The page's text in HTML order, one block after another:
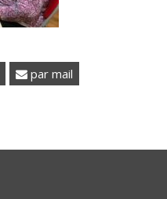
par mail